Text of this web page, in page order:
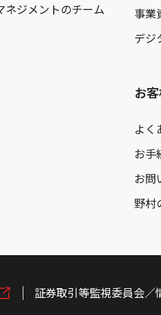
ネジメントのチーム
事業
デジ
お
よく
お手
お問
野村
証券取引等監視委員会／